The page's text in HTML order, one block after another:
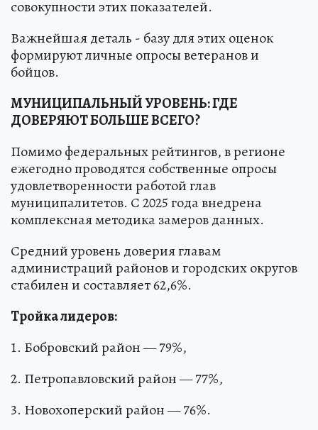
совокупности этих показателей.
Важнейшая деталь - базу для этих оценок
формируют личные опросы ветеранов и
бойцов.
МУНИЦИПАЛЬНЫЙ УРОВЕНЬ: ГДЕ
ДОВЕРЯЮТ БОЛЬШЕ ВСЕГО?
Помимо федеральных рейтингов, в регионе
ежегодно проводятся собственные опросы
удовлетворенности работой глав
муниципалитетов. С 2025 года внедрена
комплексная методика замеров данных.
Средний уровень доверия главам
администраций районов и городских округов
стабилен и составляет 62,6%.
Тройка лидеров:
1. Бобровский район — 79%,
2. Петропавловский район — 77%,
3. Новохоперский район — 76%.